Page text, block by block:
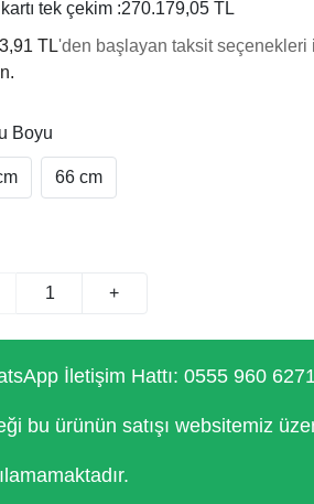
tek çekim :270.179,05 TL
TL'den başlayan taksit seçenekleri
Boyu
66 cm
+
İletişim Hattı: 0555 960
bu ürünün satışı websitemiz